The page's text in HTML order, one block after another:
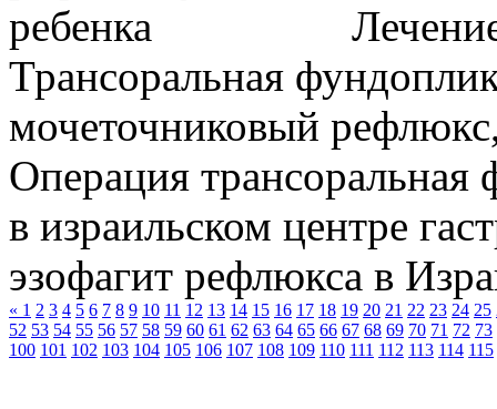
Трансоральная
мочеточниковый
Операция
в израильском центре
эзофагит рефлюкса в
« 1 2 3 4 5 6 7 8 9 10 11 12 13 14 15 16 17 18 19 20 21 22 23 24 25
52 53 54 55 56 57 58 59 60 61 62 63 64 65 66 67 68 69 70 71 72 73
100 101 102 103 104 105 106 107 108 109 110 111 112 113 114 115